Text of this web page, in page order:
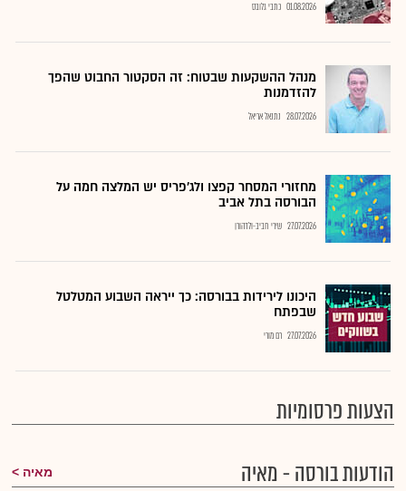
01.08.2026 כתבי גלובס
מנהל ההשקעות שבטוח: זה הסקטור החבוט שהפך
להזדמנות
28.07.2026 נתנאל אריאל
מחזורי המסחר קפצו ולג'פריס יש המלצה חמה על
הבורסה בתל אביב
27.07.2026 שירי חביב-ולדהורן
היכונו לירידות בבורסה: כך ייראה השבוע המטלטל
שבפתח
27.07.2026 רם מורי
הצעות פרסומיות
הודעות בורסה - מאיה
מאיה